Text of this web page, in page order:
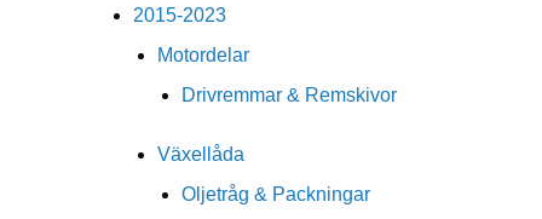
2015-2023
Motordelar
Drivremmar & Remskivor
Växellåda
Oljetråg & Packningar